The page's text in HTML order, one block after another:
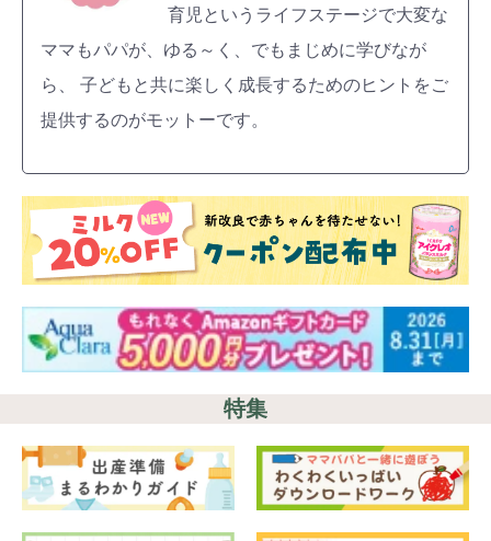
育児というライフステージで大変な
ママもパパが、ゆる～く、でもまじめに学びなが
ら、 子どもと共に楽しく成長するためのヒントをご
提供するのがモットーです。
特集